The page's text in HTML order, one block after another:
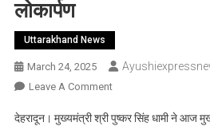
लोकार्पण
Uttarakhand News
March 24, 2025
Leave A CommentOn
2.0’
देहरादून। मुख्यमंत्री श्री पुष्कर सिंह धामी ने आज